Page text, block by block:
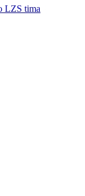
LZS tima